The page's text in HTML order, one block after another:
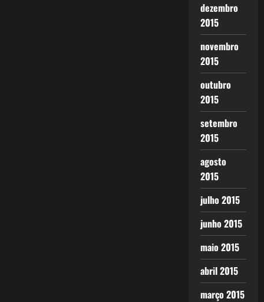
dezembro
2015
novembro
2015
outubro
2015
setembro
2015
agosto
2015
julho 2015
junho 2015
maio 2015
abril 2015
março 2015